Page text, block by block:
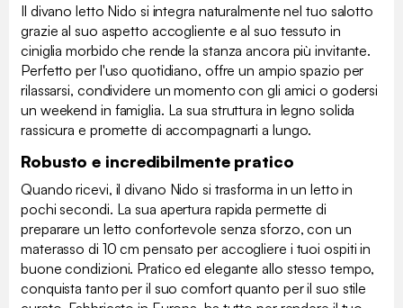
Il divano letto Nido si integra naturalmente nel tuo salotto
grazie al suo aspetto accogliente e al suo tessuto in
ciniglia morbido che rende la stanza ancora più invitante.
Perfetto per l'uso quotidiano, offre un ampio spazio per
rilassarsi, condividere un momento con gli amici o godersi
un weekend in famiglia. La sua struttura in legno solida
rassicura e promette di accompagnarti a lungo.
Robusto e incredibilmente pratico
Quando ricevi, il divano Nido si trasforma in un letto in
pochi secondi. La sua apertura rapida permette di
preparare un letto confortevole senza sforzo, con un
materasso di 10 cm pensato per accogliere i tuoi ospiti in
buone condizioni. Pratico ed elegante allo stesso tempo,
conquista tanto per il suo comfort quanto per il suo stile